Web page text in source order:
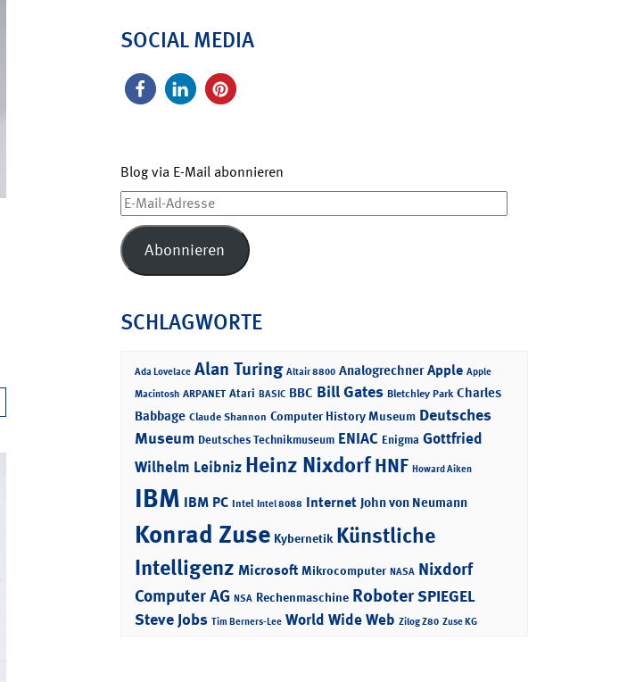
SOCIAL MEDIA
Blog via E-Mail abonnieren
E-
Mail-
Adresse
Abonnieren
SCHLAGWORTE
Ada Lovelace Alan Turing Altair 8800 Analogrechner Apple Apple
Macintosh ARPANET Atari BASIC BBC Bill Gates Bletchley Park Charles
Babbage Claude Shannon Computer History Museum Deutsches
Museum Deutsches Technikmuseum ENIAC Enigma Gottfried
Wilhelm Leibniz Heinz NixdorfHNF Howard Aiken
IBM IBM PC Intel Intel 8088 Internet John von Neumann
Konrad Zuse Kybernetik Künstliche
Intelligenz Microsoft Mikrocomputer NASA Nixdorf
Computer AG NSA Rechenmaschine RoboterSPIEGEL
Steve Jobs Tim Berners-Lee World Wide Web Zilog Z80 Zuse KG